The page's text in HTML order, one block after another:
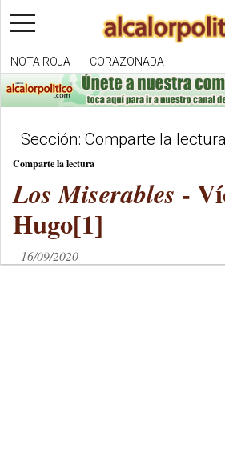
toggle
navigation
NOTA ROJA CORAZONADA
Sección: Comparte la lectura
Comparte la lectura
Los Miserables -
Hugo[1]
16/09/2020